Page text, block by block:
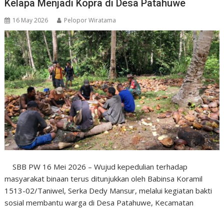
Kelapa Menjadi Kopra di Desa Patahuwe
16 May 2026 Pelopor Wiratama
SBB PW 16 Mei 2026 – Wujud kepedulian terhadap
masyarakat binaan terus ditunjukkan oleh Babinsa Koramil
1513-02/Taniwel, Serka Dedy Mansur, melalui kegiatan bakti
sosial membantu warga di Desa Patahuwe, Kecamatan